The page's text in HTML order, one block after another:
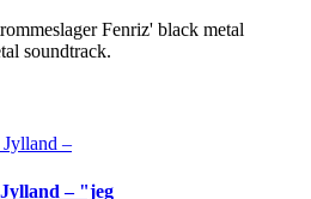
Fenriz' black metal
soundtrack.
– "jeg